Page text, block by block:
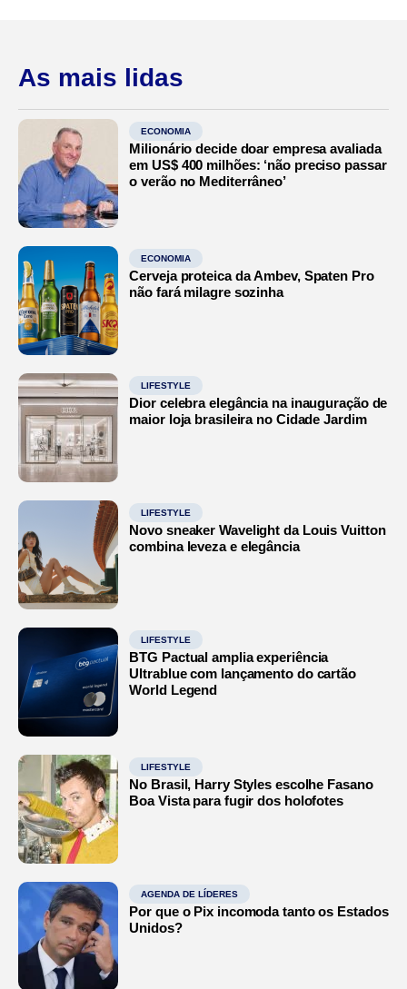
As mais lidas
ECONOMIA
Milionário decide doar empresa avaliada
em US$ 400 milhões: ‘não preciso passar
o verão no Mediterrâneo’
ECONOMIA
Cerveja proteica da Ambev, Spaten Pro
não fará milagre sozinha
LIFESTYLE
Dior celebra elegância na inauguração de
maior loja brasileira no Cidade Jardim
LIFESTYLE
Novo sneaker Wavelight da Louis Vuitton
combina leveza e elegância
LIFESTYLE
BTG Pactual amplia experiência
Ultrablue com lançamento do cartão
World Legend
LIFESTYLE
No Brasil, Harry Styles escolhe Fasano
Boa Vista para fugir dos holofotes
AGENDA DE LÍDERES
Por que o Pix incomoda tanto os Estados
Unidos?